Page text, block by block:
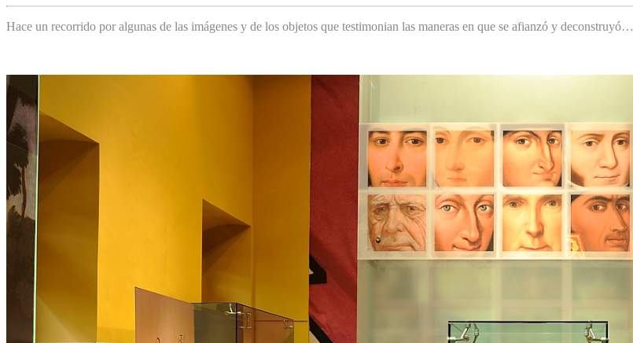
Hace un recorrido por algunas de las imágenes y de los objetos que testimonian las maneras en que se afianzó y deconstruyó…